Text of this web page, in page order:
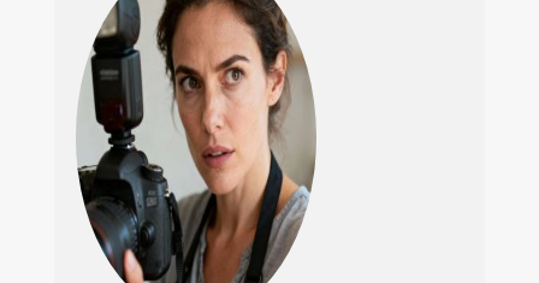
multipliée par
deux pour des
images
incroyablement
fluides. Conçu
spécifiquement
pour cette caméra
GoPro très
ambitieuse, le «
système sur puce »
GP2 est de loin le